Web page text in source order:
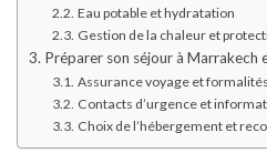
Eau potable et hydratation
Gestion de la chaleur et
Préparer son séjour à Marrakech
Assurance voyage et
Contacts d’urgence et
Choix de l’hébergement et